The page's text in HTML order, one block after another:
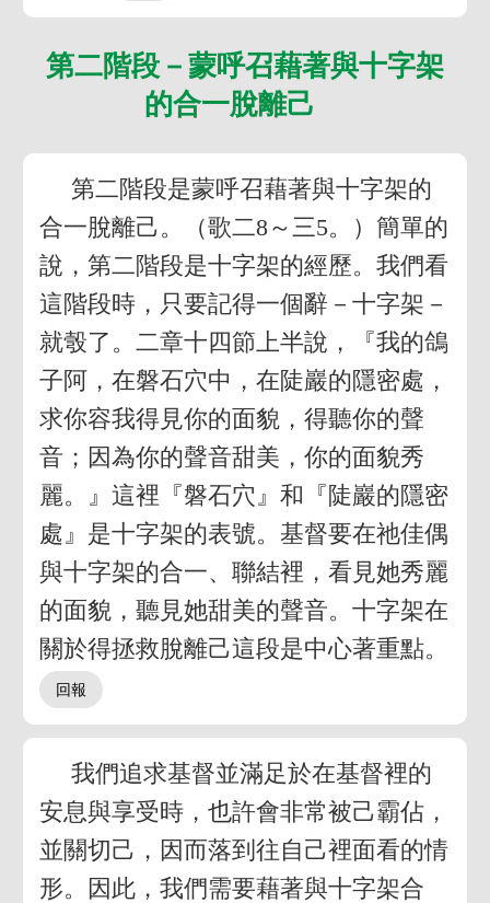
第二階段－蒙呼召藉著與十字架
的合一脫離己
第二階段是蒙呼召藉著與十字架的
合一脫離己。（歌二8～三5。）簡單的
說，第二階段是十字架的經歷。我們看
這階段時，只要記得一個辭－十字架－
就彀了。二章十四節上半說，『我的鴿
子阿，在磐石穴中，在陡巖的隱密處，
求你容我得見你的面貌，得聽你的聲
音；因為你的聲音甜美，你的面貌秀
麗。』這裡『磐石穴』和『陡巖的隱密
處』是十字架的表號。基督要在祂佳偶
與十字架的合一、聯結裡，看見她秀麗
的面貌，聽見她甜美的聲音。十字架在
關於得拯救脫離己這段是中心著重點。
我們追求基督並滿足於在基督裡的
安息與享受時，也許會非常被己霸佔，
並關切己，因而落到往自己裡面看的情
形。因此，我們需要藉著與十字架合